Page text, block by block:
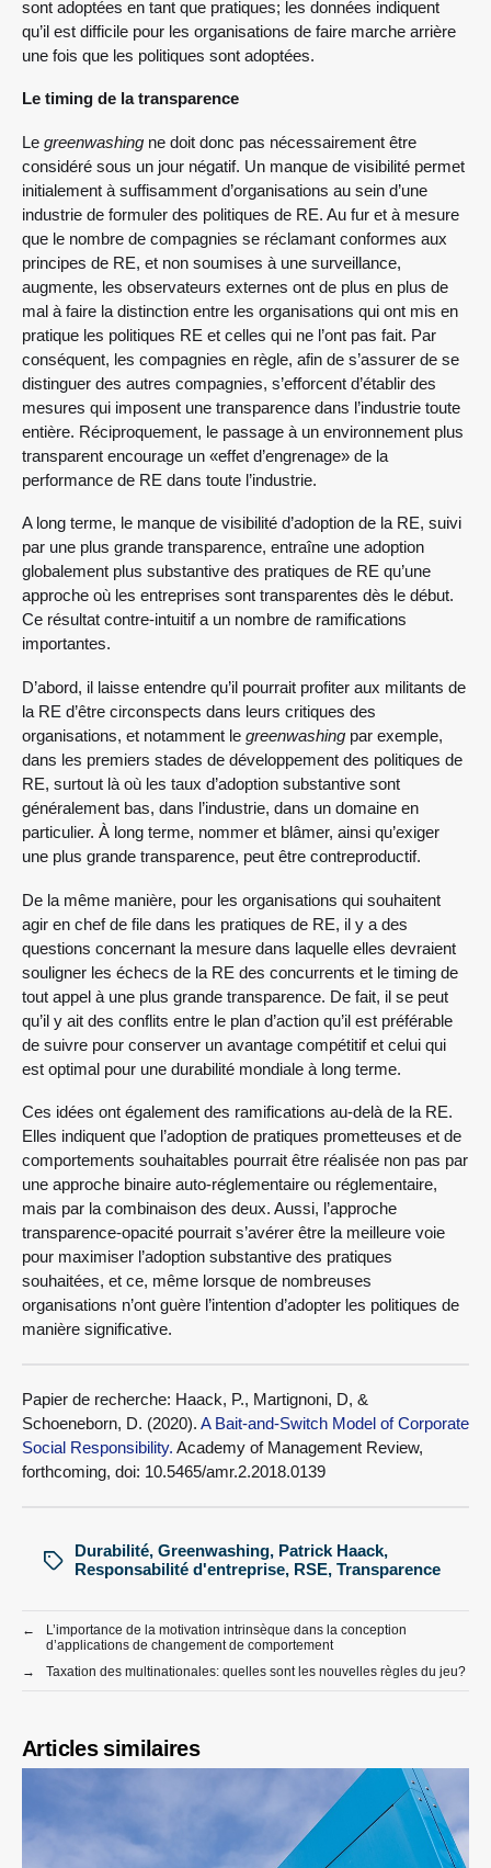
sont adoptées en tant que pratiques; les données indiquent
qu’il est difficile pour les organisations de faire marche arrière
une fois que les politiques sont adoptées.
Le timing de la transparence
Le greenwashing ne doit donc pas nécessairement être
considéré sous un jour négatif. Un manque de visibilité permet
initialement à suffisamment d’organisations au sein d’une
industrie de formuler des politiques de RE. Au fur et à mesure
que le nombre de compagnies se réclamant conformes aux
principes de RE, et non soumises à une surveillance,
augmente, les observateurs externes ont de plus en plus de
mal à faire la distinction entre les organisations qui ont mis en
pratique les politiques RE et celles qui ne l’ont pas fait. Par
conséquent, les compagnies en règle, afin de s’assurer de se
distinguer des autres compagnies, s’efforcent d’établir des
mesures qui imposent une transparence dans l’industrie toute
entière. Réciproquement, le passage à un environnement plus
transparent encourage un «effet d’engrenage» de la
performance de RE dans toute l’industrie.
A long terme, le manque de visibilité d’adoption de la RE, suivi
par une plus grande transparence, entraîne une adoption
globalement plus substantive des pratiques de RE qu’une
approche où les entreprises sont transparentes dès le début.
Ce résultat contre-intuitif a un nombre de ramifications
importantes.
D’abord, il laisse entendre qu’il pourrait profiter aux militants de
la RE d’être circonspects dans leurs critiques des
organisations, et notamment le greenwashing par exemple,
dans les premiers stades de développement des politiques de
RE, surtout là où les taux d’adoption substantive sont
généralement bas, dans l’industrie, dans un domaine en
particulier. À long terme, nommer et blâmer, ainsi qu’exiger
une plus grande transparence, peut être contreproductif.
De la même manière, pour les organisations qui souhaitent
agir en chef de file dans les pratiques de RE, il y a des
questions concernant la mesure dans laquelle elles devraient
souligner les échecs de la RE des concurrents et le timing de
tout appel à une plus grande transparence. De fait, il se peut
qu’il y ait des conflits entre le plan d’action qu’il est préférable
de suivre pour conserver un avantage compétitif et celui qui
est optimal pour une durabilité mondiale à long terme.
Ces idées ont également des ramifications au-delà de la RE.
Elles indiquent que l’adoption de pratiques prometteuses et de
comportements souhaitables pourrait être réalisée non pas par
une approche binaire auto-réglementaire ou réglementaire,
mais par la combinaison des deux. Aussi, l’approche
transparence-opacité pourrait s’avérer être la meilleure voie
pour maximiser l’adoption substantive des pratiques
souhaitées, et ce, même lorsque de nombreuses
organisations n’ont guère l’intention d’adopter les politiques de
manière significative.
Papier de recherche: Haack, P., Martignoni, D, &
Schoeneborn, D. (2020). A Bait-and-Switch Model of Corporate
Social Responsibility. Academy of Management Review,
forthcoming, doi: 10.5465/amr.2.2018.0139
Durabilité, Greenwashing, Patrick Haack,
Responsabilité d'entreprise, RSE, Transparence
←
L’importance de la motivation intrinsèque dans la conception
d’applications de changement de comportement
→
Taxation des multinationales: quelles sont les nouvelles règles du jeu?
Articles similaires